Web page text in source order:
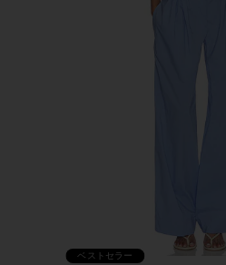
ベストセラー